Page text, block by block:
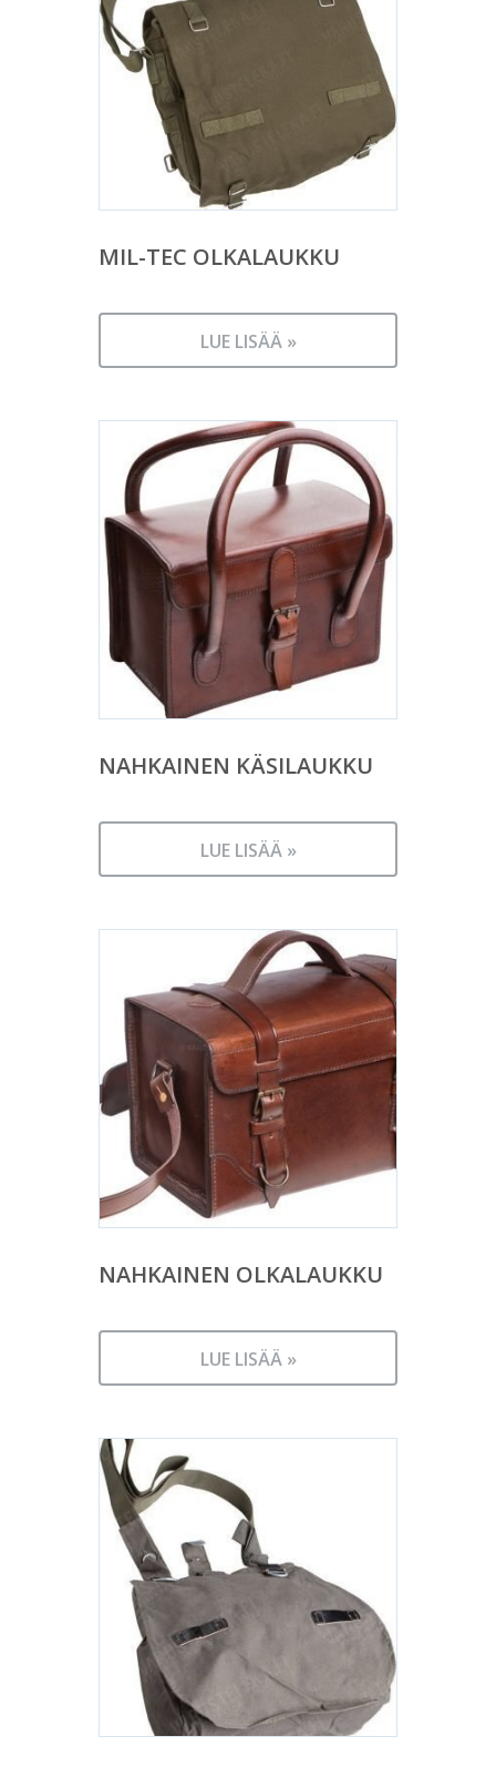
MIL-TEC OLKALAUKKU
LUE LISÄÄ »
NAHKAINEN KÄSILAUKKU
LUE LISÄÄ »
NAHKAINEN OLKALAUKKU
LUE LISÄÄ »